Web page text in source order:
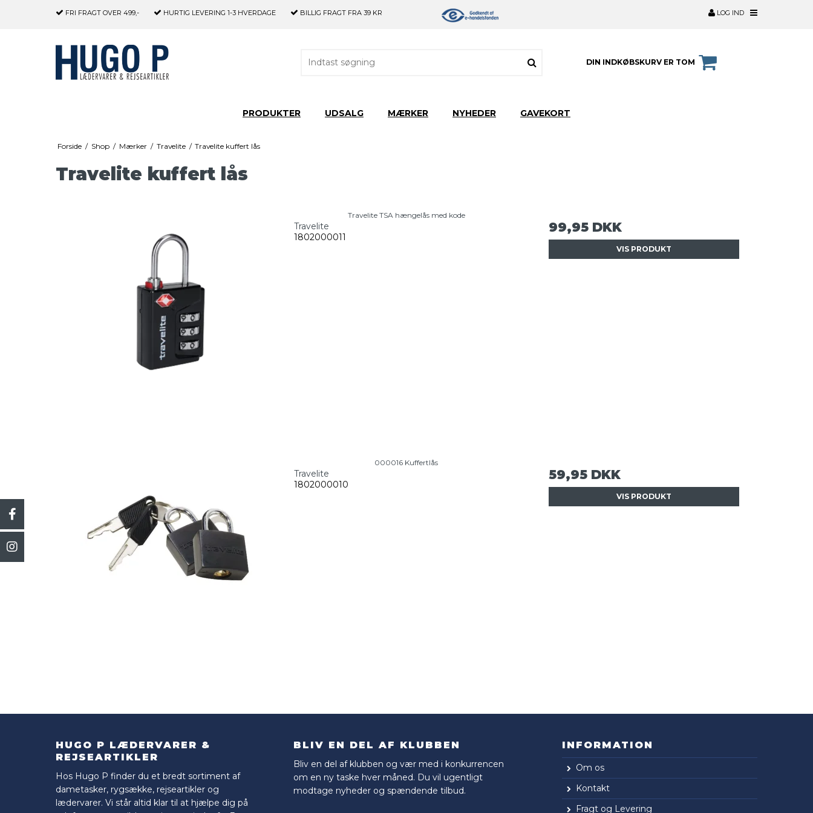
FRI FRAGT OVER 499,- HURTIG LEVERING 1-3 HVERDAGE BILLIG FRAGT FRA 39 KR LOG IND
DIN INDKØBSKURV ER TOM
PRODUKTER UDSALG MÆRKER NYHEDER GAVEKORT
Forside / Shop / Mærker / Travelite / Travelite kuffert lås
Travelite kuffert lås
Travelite TSA hængelås med kode
Travelite
1802000011
99,95 DKK
VIS PRODUKT
000016 Kuffertlås
Travelite
1802000010
59,95 DKK
VIS PRODUKT
HUGO P LÆDERVARER &
REJSEARTIKLER
Hos Hugo P finder du et bredt sortiment af
dametasker, rygsække, rejseartikler og
lædervarer. Vi står altid klar til at hjælpe dig på
BLIV EN DEL AF KLUBBEN
Bliv en del af klubben og vær med i konkurrencen
om en ny taske hver måned. Du vil ugentligt
modtage nyheder og spændende tilbud.
INFORMATION
Om os
Kontakt
Fragt og Levering